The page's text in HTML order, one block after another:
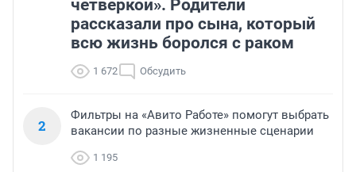
четверкой». Родители
рассказали про сына, который
всю жизнь боролся с раком
1 672 Обсудить
2
Фильтры на «Авито Работе» помогут выбрать
вакансии по разные жизненные сценарии
1 195